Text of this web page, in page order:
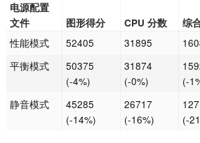
电源配置
文件
图形得分 CPU 分数 综
性能模式 52405 31895
平衡模式
50375
(-4%)
31874
(-0%)
(-
静音模式
45285
(-14%)
26717
(-16%)
(-